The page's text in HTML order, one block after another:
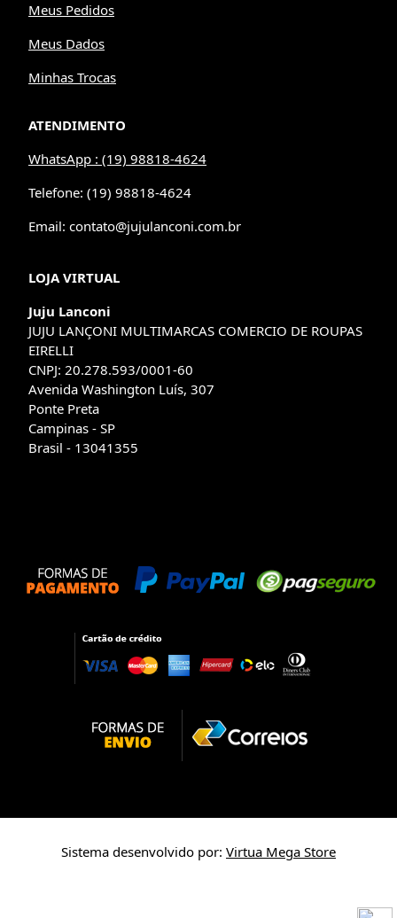
Meus Pedidos
Meus Dados
Minhas Trocas
ATENDIMENTO
WhatsApp : (19) 98818-4624
Telefone: (19) 98818-4624
Email: contato@jujulanconi.com.br
LOJA VIRTUAL
Juju Lanconi
JUJU LANÇONI MULTIMARCAS COMERCIO DE ROUPAS
EIRELLI
CNPJ: 20.278.593/0001-60
Avenida Washington Luís, 307
Ponte Preta
Campinas - SP
Brasil - 13041355
Sistema desenvolvido por: Virtua Mega Store